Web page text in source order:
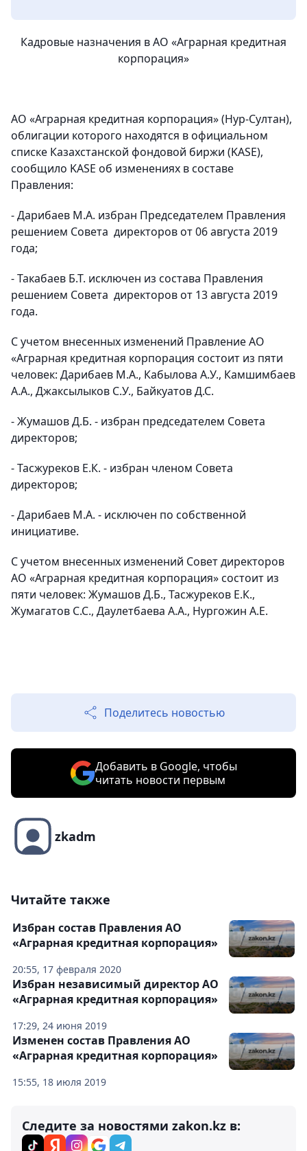
Кадровые назначения в АО «Аграрная кредитная
корпорация»
АО «Аграрная кредитная корпорация» (Нур-Султан),
облигации которого находятся в официальном
списке Казахстанской фондовой биржи (KASE),
сообщило KASE об изменениях в составе
Правления:
- Дарибаев М.А. избран Председателем Правления
решением Совета директоров от 06 августа 2019
года;
- Такабаев Б.Т. исключен из состава Правления
решением Совета директоров от 13 августа 2019
года.
С учетом внесенных изменений Правление АО
«Аграрная кредитная корпорация состоит из пяти
человек: Дарибаев М.А., Кабылова А.У., Камшимбаев
А.А., Джаксылыков С.У., Байкуатов Д.С.
- Жумашов Д.Б. - избран председателем Совета
директоров;
- Тасжуреков Е.К. - избран членом Совета
директоров;
- Дарибаев М.А. - исключен по собственной
инициативе.
С учетом внесенных изменений Совет директоров
АО «Аграрная кредитная корпорация» состоит из
пяти человек: Жумашов Д.Б., Тасжуреков Е.К.,
Жумагатов С.С., Даулетбаева А.А., Нургожин А.Е.
Поделитесь новостью
Добавить в Google, чтобы
читать новости первым
zkadm
Читайте также
20:55, 17 февраля 2020
Избран состав Правления АО
«Аграрная кредитная корпорация»
17:29, 24 июня 2019
Избран независимый директор АО
«Аграрная кредитная корпорация»
15:55, 18 июля 2019
Изменен состав Правления АО
«Аграрная кредитная корпорация»
Следите за новостями zakon.kz в: